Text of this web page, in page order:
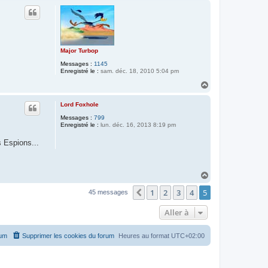
Major Turbop
Messages : 1145
Enregistré le : sam. déc. 18, 2010 5:04 pm
Lord Foxhole
Messages : 799
Enregistré le : lun. déc. 16, 2013 8:19 pm
t
45 messages Précédente
1 2 3 4 5
Aller à
Heures au format UTC+02:00
Supprimer les cookies du forum